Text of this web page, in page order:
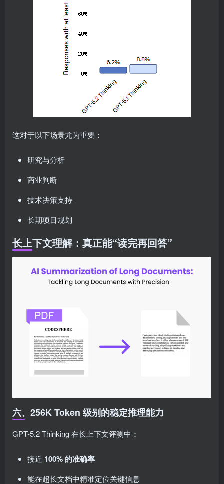
这对于以下场景尤为重要：
研究与分析
商业判断
技术决策支持
长期项目规划
长上下文理解：真正能“读完再回答”
六、256K Token 级别的稳定推理能力
GPT-5.2 Thinking 在长上下文评测中：
接近 100% 的准确率
能在超长文档中精准定位关键信息